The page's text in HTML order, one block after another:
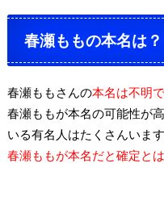
春瀬ももの本名は？
春瀬ももさんの本名は不明
春瀬ももが本名の可能性が
いる有名人はたくさんいま
春瀬ももが本名だと確定と